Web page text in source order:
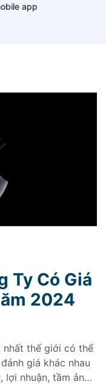
app
Ty Có Giá
2024
thế giới có thể
giá khác nhau
lợi nhuận, tầm ảnh